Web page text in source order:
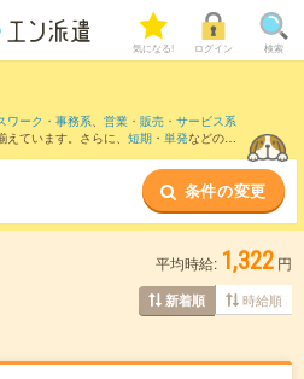
気になる! ログイン 検索
ワーク・事務系、 営業・販売・サービス系
ています。さらに、 短期 ・ 単発などの期
アのお仕事もご確認いただけます。条件の変更
平均時給: 1,322 円
新着順 時給順